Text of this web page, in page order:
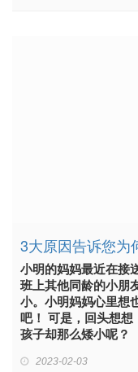
3大原因告诉您为
小明的妈妈最近在接
班上其他同龄的小朋
小。小明妈妈心里想
吧！ 可是，回头想
孩子却那么矮小呢？
2023-02-03